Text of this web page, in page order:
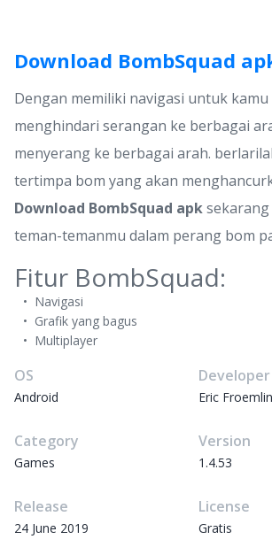
Download BombSquad
Dengan memiliki navigasi untuk
menghindari serangan ke berbagai
menyerang ke berbagai arah.
tertimpa bom yang akan
Download BombSquad apk
teman-temanmu dalam perang bom
Fitur BombSquad:
Navigasi
Grafik yang bagus
Multiplayer
OS
Android
Developer
Eric
Category
Games
Version
1.4.53
Release
24 June 2019
License
Gratis